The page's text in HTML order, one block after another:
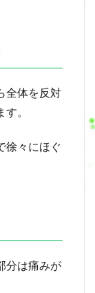
全体を反対
。
徐々にほぐ
分は痛みが